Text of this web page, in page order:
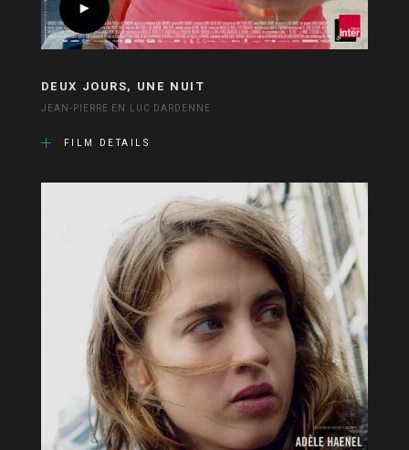
DEUX JOURS, UNE NUIT
JEAN-PIERRE EN LUC DARDENNE
FILM DETAILS